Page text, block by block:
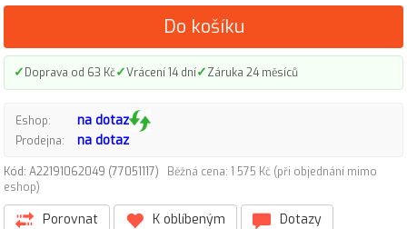
Do košíku
✓Doprava od 63 Kč✓Vrácení 14 dní✓Záruka 24 měsíců
Eshop: na dotaz
Prodejna: na dotaz
Kód: A22191062049 (77051117)
Běžná cena: 1 575 Kč (při objednání mimo
eshop)
Porovnat K oblíbeným
Dotazy